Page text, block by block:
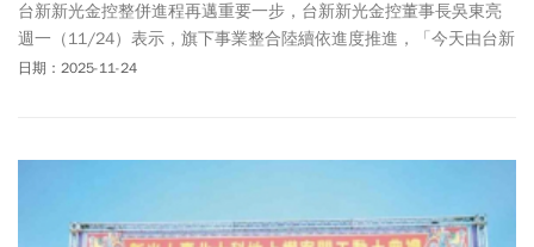
台新新光金控整併進程再邁重要一步，台新新光金控董事長吳東亮
週一（11/24）表示，旗下事業整合陸續依進度推進，「今天由台新
投信與新光投信打頭陣，率先完成合併」，象徵台新新光金控正式
最大肯定，齊心把輝達留下來，也期許北市府跟輝達談判順利，讓
日期：2025-11-24